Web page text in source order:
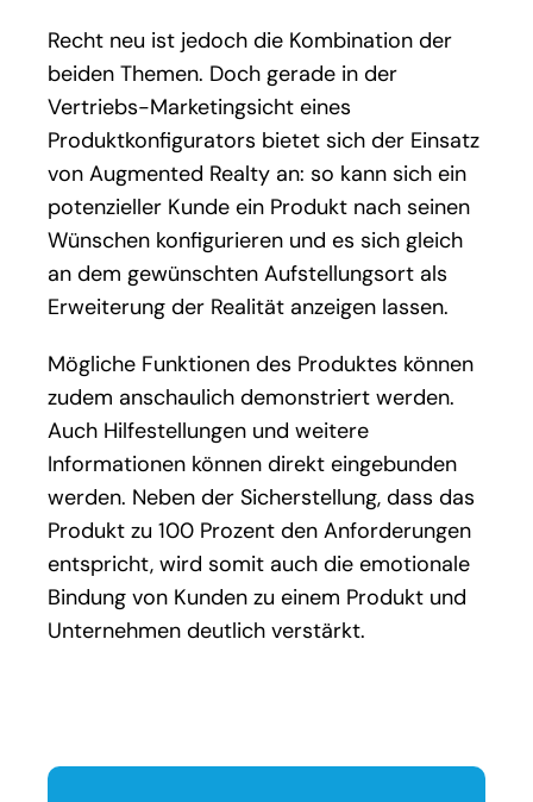
Recht neu ist jedoch die Kombination der
beiden Themen. Doch gerade in der
Vertriebs-Marketingsicht eines
Produktkonfigurators bietet sich der Einsatz
von Augmented Realty an: so kann sich ein
potenzieller Kunde ein Produkt nach seinen
Wünschen konfigurieren und es sich gleich
an dem gewünschten Aufstellungsort als
Erweiterung der Realität anzeigen lassen.
Mögliche Funktionen des Produktes können
zudem anschaulich demonstriert werden.
Auch Hilfestellungen und weitere
Informationen können direkt eingebunden
werden. Neben der Sicherstellung, dass das
Produkt zu 100 Prozent den Anforderungen
entspricht, wird somit auch die emotionale
Bindung von Kunden zu einem Produkt und
Unternehmen deutlich verstärkt.